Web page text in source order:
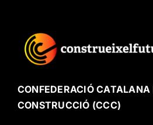
CONFEDERACIÓ CATALANA
CONSTRUCCIÓ (CCC)